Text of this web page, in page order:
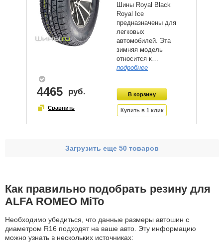
Шины Royal Black
Royal Ice
предназначены для
легковых
автомобилей. Эта
зимняя модель
относится к…
подробнее
4465
Загрузить еще 50 товаров
Как правильно подобрать резину для
ALFA ROMEO MiTo
Необходимо убедиться, что данные размеры автошин с
диаметром R16 подходят на ваше авто. Эту информацию
можно узнать в нескольких источниках: